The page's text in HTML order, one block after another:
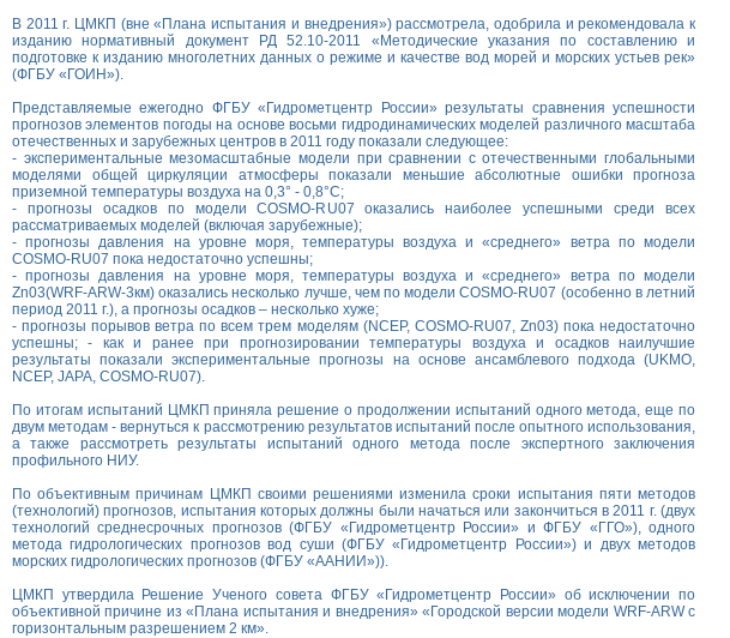
В 2011 г. ЦМКП (вне «Плана испытания и внедрения») рассмотрела, одобрила и рекомендовала к
изданию нормативный документ РД 52.10-2011 «Методические указания по составлению и
подготовке к изданию многолетних данных о режиме и качестве вод морей и морских устьев рек»
(ФГБУ «ГОИН»).
Представляемые ежегодно ФГБУ «Гидрометцентр России» результаты сравнения успешности
прогнозов элементов погоды на основе восьми гидродинамических моделей различного масштаба
отечественных и зарубежных центров в 2011 году показали следующее:
- экспериментальные мезомасштабные модели при сравнении с отечественными глобальными
моделями общей циркуляции атмосферы показали меньшие абсолютные ошибки прогноза
приземной температуры воздуха на 0,3° - 0,8°С;
- прогнозы осадков по модели COSMO-RU07 оказались наиболее успешными среди всех
рассматриваемых моделей (включая зарубежные);
- прогнозы давления на уровне моря, температуры воздуха и «среднего» ветра по модели
COSMO-RU07 пока недостаточно успешны;
- прогнозы давления на уровне моря, температуры воздуха и «среднего» ветра по модели
Zn03(WRF-ARW-3км) оказались несколько лучше, чем по модели COSMO-RU07 (особенно в летний
период 2011 г.), а прогнозы осадков – несколько хуже;
- прогнозы порывов ветра по всем трем моделям (NCEP, COSMO-RU07, Zn03) пока недостаточно
успешны; - как и ранее при прогнозировании температуры воздуха и осадков наилучшие
результаты показали экспериментальные прогнозы на основе ансамблевого подхода (UKMO,
NCEP, JAPA, СOSMO-RU07).
По итогам испытаний ЦМКП приняла решение о продолжении испытаний одного метода, еще по
двум методам - вернуться к рассмотрению результатов испытаний после опытного использования,
а также рассмотреть результаты испытаний одного метода после экспертного заключения
профильного НИУ.
По объективным причинам ЦМКП своими решениями изменила сроки испытания пяти методов
(технологий) прогнозов, испытания которых должны были начаться или закончиться в 2011 г. (двух
технологий среднесрочных прогнозов (ФГБУ «Гидрометцентр России» и ФГБУ «ГГО»), одного
метода гидрологических прогнозов вод суши (ФГБУ «Гидрометцентр России») и двух методов
морских гидрологических прогнозов (ФГБУ «ААНИИ»)).
ЦМКП утвердила Решение Ученого совета ФГБУ «Гидрометцентр России» об исключении по
объективной причине из «Плана испытания и внедрения» «Городской версии модели WRF-ARW с
горизонтальным разрешением 2 км».